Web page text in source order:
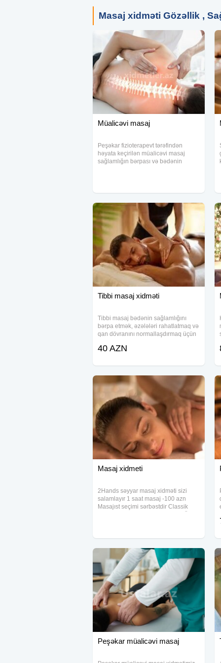
Masaj xidməti Gözəllik ,
Müalicəvi masaj
Peşəkar fizioterapevt tərəfindən
həyata keçirilən müalicəvi masaj
sağlamlığın bərpası və bədənin
etmədən, bədənə
Tibbi masaj xidməti
Tibbi masaj bədənin sağlamlığını
bərpa etmək, əzələləri rahatlatmaq və
qan dövranını normallaşdırmaq üçün
göstərən masaj xidməti peşəkar
40 AZN
Masaj xidmeti
2Hands səyyar masaj xidməti sizi
salamlayır 1 saat masaj -100 azn
Masajıst seçimi sərbəstdir Classik
Peşəkar müalicəvi masaj